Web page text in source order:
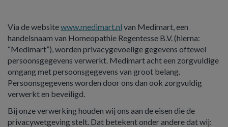
Via de websitewww.medimart.nl van Medimart, een
handelsnaam van Homeopathie Regentesse B.V. (hierna:
“Medimart”), worden privacygevoelige gegevens oftewel
persoonsgegevens verwerkt. Medimart acht een zorgvuldige
omgang met persoonsgegevens van groot belang.
Persoonsgegevens worden door ons dan ook zorgvuldig
verwerkt en beveiligd.
Bij onze verwerking houden wij ons aan de eisen die de
privacywetgeving stelt. Dat betekent onder andere dat wij: